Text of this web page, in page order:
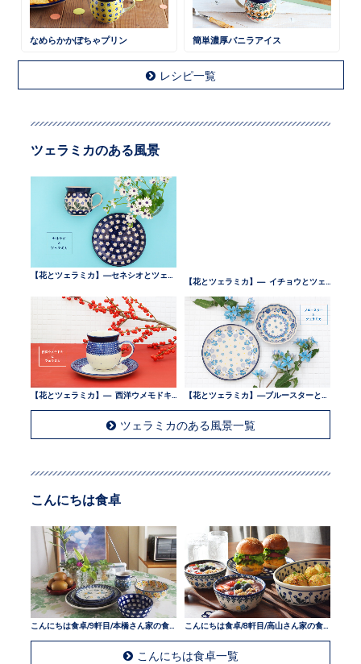
なめらかかぼちゃプリン 簡単濃厚バニラアイス
レシピ一覧
ツェラミカのある風景
ツェラミカのある風景一覧
こんにちは食卓
こんにちは食卓/9軒目/本橋さん家の食卓
こんにちは食卓一覧